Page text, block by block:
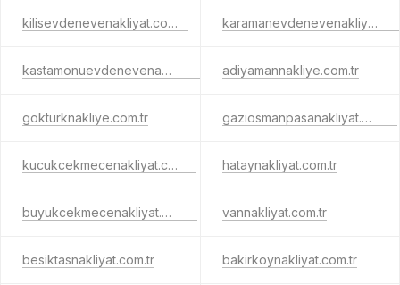
kilisevdenevenakliyat.com.tr karamanevdenevenakliyat.com.tr
kastamonuevdenevenakliyat.com.tr adiyamannakliye.com.tr
gokturknakliye.com.tr gaziosmanpasanakliyat.com.tr
kucukcekmecenakliyat.com.tr hataynakliyat.com.tr
buyukcekmecenakliyat.com.tr vannakliyat.com.tr
besiktasnakliyat.com.tr bakirkoynakliyat.com.tr